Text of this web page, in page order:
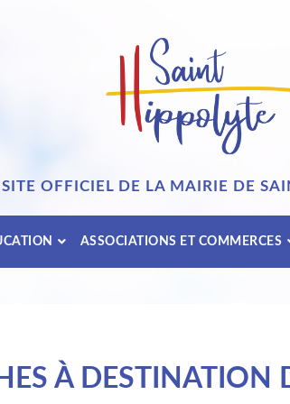
SITE OFFICIEL DE LA MAIRIE DE
ASSOCIATIONS ET COMMERCES
À DESTINATION